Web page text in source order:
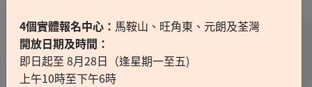
4個實體報名中心： 馬鞍山、旺角東、元朗及荃灣
開放日期及時間：
即日起至 8月28日（逢星期一至五)
上午10時至下午6時